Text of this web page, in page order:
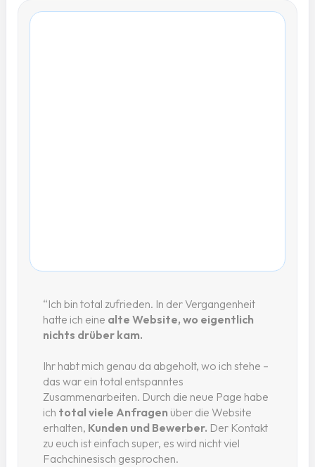
“Ich bin total zufrieden. In der Vergangenheit
hatte ich eine alte Website, wo eigentlich
nichts drüber kam.
Ihr habt mich genau da abgeholt, wo ich stehe –
das war ein total entspanntes
Zusammenarbeiten. Durch die neue Page habe
ich total viele Anfragen über die Website
erhalten, Kunden und Bewerber. Der Kontakt
zu euch ist einfach super, es wird nicht viel
Fachchinesisch gesprochen.